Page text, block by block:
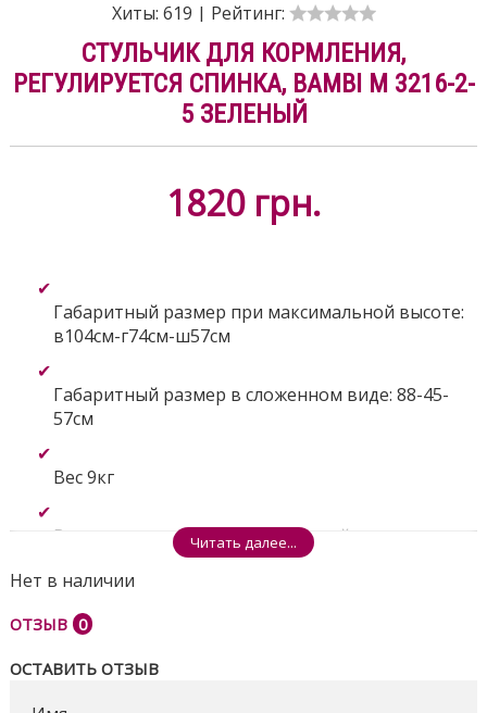
Хиты: 619 | Рейтинг:
СТУЛЬЧИК ДЛЯ КОРМЛЕНИЯ,
РЕГУЛИРУЕТСЯ СПИНКА, BAMBI M 3216-2-
5 ЗЕЛЕНЫЙ
1820 грн.
Габаритный размер при максимальной высоте:
в104см-г74см-ш57см
Габаритный размер в сложенном виде: 88-45-
57см
Вес 9кг
Высота регулируется 6 положений; от пола до
сидения регулируется от 29 до 62см; от пола до
столика регулируется от 49 до 82см; высота
стульчика со спинкой - от 71 до 104см
Спинка регулируемая, 3 положения, высота
Читать далее...
Нет в наличии
ОТЗЫВ 0
ОСТАВИТЬ ОТЗЫВ